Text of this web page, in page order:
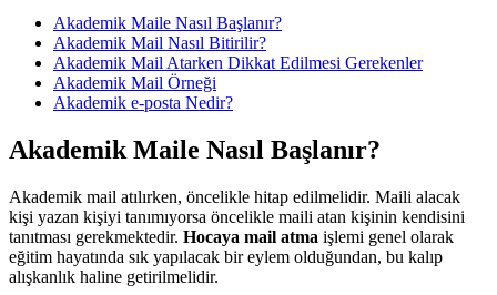
Akademik Maile Nasıl Başlanır?
Akademik Mail Nasıl Bitirilir?
Akademik Mail Atarken Dikkat Edilmesi Gerekenler
Akademik Mail Örneği
Akademik e-posta Nedir?
Akademik Maile Nasıl Başlanır?
Akademik mail atılırken, öncelikle hitap edilmelidir. Maili alacak
kişi yazan kişiyi tanımıyorsa öncelikle maili atan kişinin kendisini
tanıtması gerekmektedir. Hocaya mail atma işlemi genel olarak
eğitim hayatında sık yapılacak bir eylem olduğundan, bu kalıp
alışkanlık haline getirilmelidir.